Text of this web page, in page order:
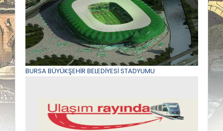
BURSA BÜYÜKŞEHİR BELEDİYESİ STADYUMU